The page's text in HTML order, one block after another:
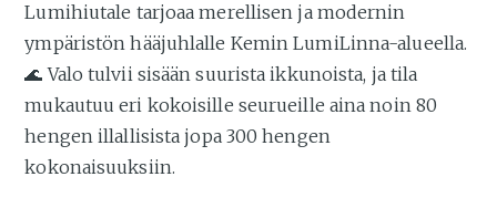
Lumihiutale tarjoaa merellisen ja modernin
ympäristön hääjuhlalle Kemin LumiLinna-alueella.
🌊 Valo tulvii sisään suurista ikkunoista, ja tila
mukautuu eri kokoisille seurueille aina noin 80
hengen illallisista jopa 300 hengen
kokonaisuuksiin.